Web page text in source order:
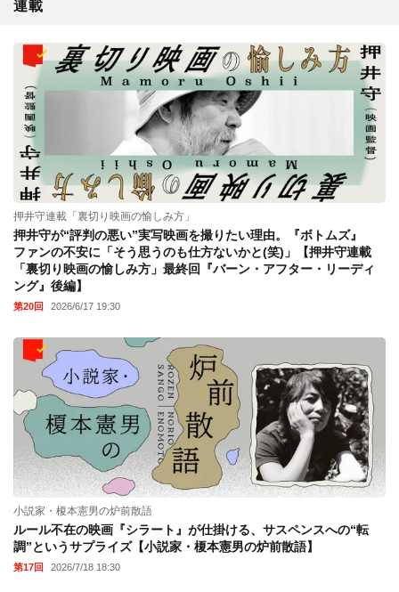
連載
押井守連載「裏切り映画の愉しみ方」
押井守が“評判の悪い”実写映画を撮りたい理由。『ボトムズ』
ファンの不安に「そう思うのも仕方ないかと(笑)」【押井守連載
「裏切り映画の愉しみ方」最終回『バーン・アフター・リーディ
ング』後編】
第20回 2026/6/17 19:30
小説家・榎本憲男の炉前散語
ルール不在の映画『シラート』が仕掛ける、サスペンスへの“転
調”というサプライズ【小説家・榎本憲男の炉前散語】
第17回 2026/7/18 18:30